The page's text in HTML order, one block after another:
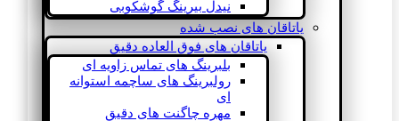
نیدل بیرینگ گوشکوبی
یاتاقان های نصب شده
یاتاقان های فوق العاده دقیق
بلبرینگ های تماس زاویه ای
رولبرینگ های ساچمه استوانه
ای
مهره چاگنت های دقیق